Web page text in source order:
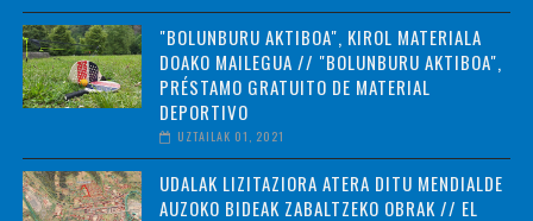
"BOLUNBURU AKTIBOA", KIROL MATERIALA
DOAKO MAILEGUA // "BOLUNBURU AKTIBOA",
PRÉSTAMO GRATUITO DE MATERIAL
DEPORTIVO
UZTAILAK 01, 2021
UDALAK LIZITAZIORA ATERA DITU MENDIALDE
AUZOKO BIDEAK ZABALTZEKO OBRAK // EL